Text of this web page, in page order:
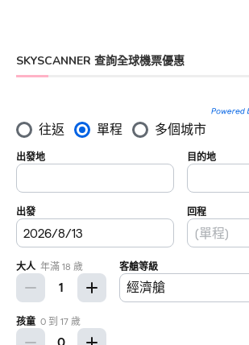
SKYSCANNER 查詢全球機票優惠